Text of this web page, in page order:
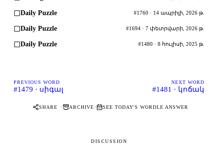
Daily Puzzle #1760 · 14 ապրիլի, 2026 թ.
Daily Puzzle #1694 · 7 փետրվարի, 2026 թ.
Daily Puzzle #1480 · 8 հուլիսի, 2025 թ.
PREVIOUS WORD
#1479 · սիգալ
NEXT WORD
#1481 · կոճակ
SHARE · ARCHIVE· SEE TODAY'S WORDLE ANSWER
DISCUSSION